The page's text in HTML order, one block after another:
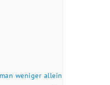
weniger allein